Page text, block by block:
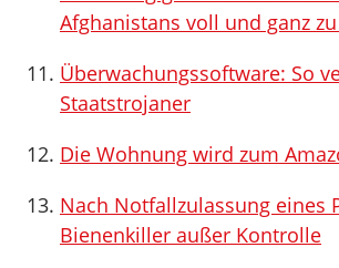
Afghanistans voll und ganz
Überwachungssoftware: So
Staatstrojaner
Die Wohnung wird zum
Nach Notfallzulassung eines
Bienenkiller außer Kontrolle